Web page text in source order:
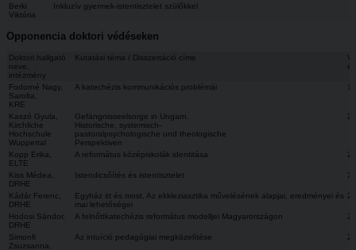
Berki
Viktória
Inkluzív gyermek-istentisztelet szülőkkel
Opponencia doktori védéseken
Doktori hallgató
neve,
intézmény
Kutatási téma / Disszertáció címe
Fodorné Nagy,
Sarolta,
KRE
A katechézis kommunikációs problémái
Kaszó Gyula,
Kirchliche
Hochschule
Wuppertal
Gefängnisseelsorge in Ungarn.
Historische, systemisch-
pastoralpsychologische und theologische
Perspektiven
Kopp Erika,
ELTE
A református középiskolák identitása
Kiss Médea,
DRHE
Istendicsőítés és istentisztelet
Kádár Ferenc,
DRHE
Egyház itt és most. Az ekkleziasztika művelésének alapjai, eredményei és
mai lehetőségei
Hodosi Sándor,
DRHE
A felnőttkatechézis református modelljei Magyarországon
Simonfi
Zsuzsanna,
Az intuíció pedagógiai megközelítése